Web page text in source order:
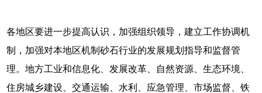
各地区要进一步提高认识，加强组织领导，建立工作协调机
制，加强对本地区机制砂石行业的发展规划指导和监督管
理。地方工业和信息化、发展改革、自然资源、生态环境、
住房城乡建设、交通运输、水利、应急管理、市场监督、铁